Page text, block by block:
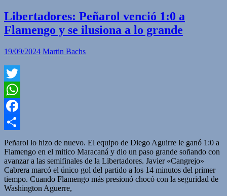
Libertadores: Peñarol venció 1:0 a
Flamengo y se ilusiona a lo grande
19/09/2024 Martin Bachs
Twitter
WhatsApp
Facebook
Compartir
Peñarol lo hizo de nuevo. El equipo de Diego Aguirre le ganó 1:0 a
Flamengo en el mitico Maracaná y dio un paso grande soñando con
avanzar a las semifinales de la Libertadores. Javier «Cangrejo»
Cabrera marcó el único gol del partido a los 14 minutos del primer
tiempo. Cuando Flamengo más presionó chocó con la seguridad de
Washington Aguerre,